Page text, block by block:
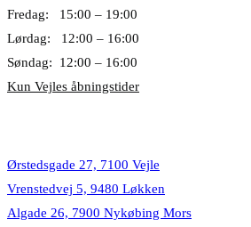
Fredag: 15:00 – 19:00
Lørdag: 12:00 – 16:00
Søndag: 12:00 – 16:00
Kun Vejles åbningstider
Ørstedsgade 27, 7100 Vejle
Vrenstedvej 5, 9480 Løkken
Algade 26, 7900 Nykøbing Mors